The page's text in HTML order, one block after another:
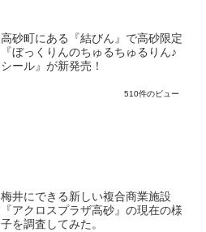
高砂町にある『結びん』で高砂限定
『ぼっくりんのちゅるちゅるりん♪
シール』が新発売！
510件のビュー
梅井にできる新しい複合商業施設
『アクロスプラザ高砂』の現在の様
子を調査してみた。